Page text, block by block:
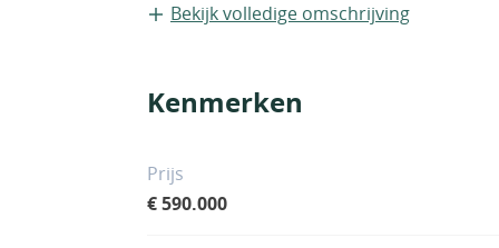
verbindingen naar nabijgelegen
biedt twee verschillende soorten
middelste verdieping met ruime
solariums op het dak. ~~Er zijn ook 10
Bekijk volledige omschrijving
Kenmerken
Prijs
€ 590.000